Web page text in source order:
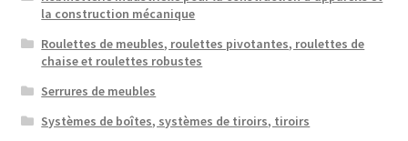
la construction mécanique
Roulettes de meubles, roulettes pivotantes, roulettes de
chaise et roulettes robustes
Serrures de meubles
Systèmes de boîtes, systèmes de tiroirs, tiroirs